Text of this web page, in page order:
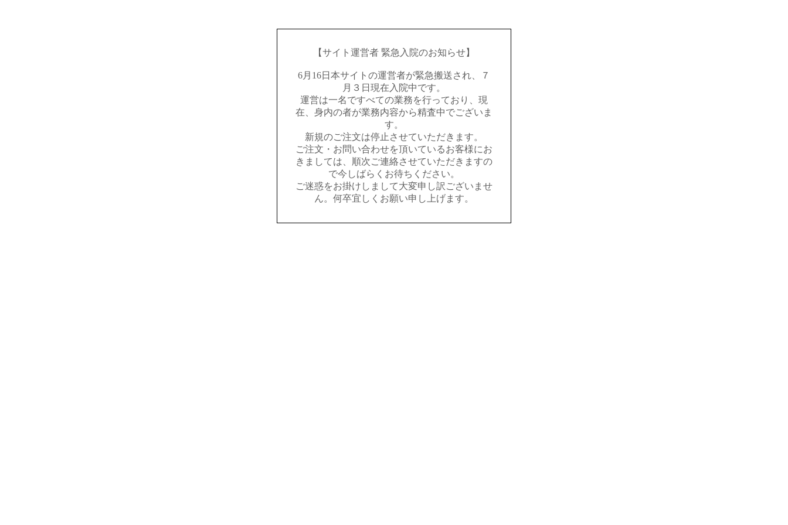
【サイト運営者 緊急入院のお知らせ】
6月16日本サイトの運営者が緊急搬送され、７
月３日現在入院中です。
運営は一名ですべての業務を行っており、現
在、身内の者が業務内容から精査中でございま
す。
新規のご注文は停止させていただきます。
ご注文・お問い合わせを頂いているお客様にお
きましては、順次ご連絡させていただきますの
で今しばらくお待ちください。
ご迷惑をお掛けしまして大変申し訳ございませ
ん。何卒宜しくお願い申し上げます。